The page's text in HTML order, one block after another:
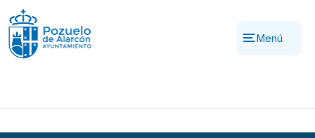
Pasar al contenido principal
Menú
06